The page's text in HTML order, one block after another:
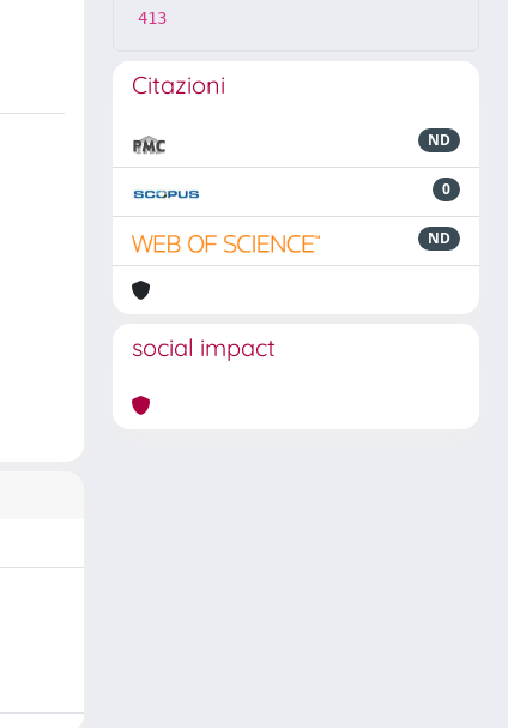
413
Citazioni
ND
0
ND
social impact